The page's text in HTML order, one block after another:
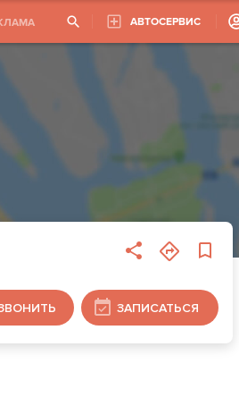
АВТОСЕРВИС
ЗАПИСАТЬСЯ